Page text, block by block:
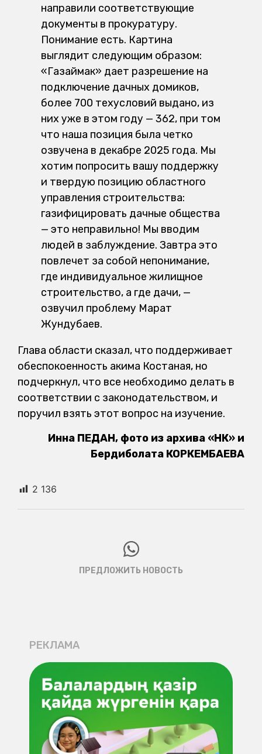
направили соответствующие
документы в прокуратуру.
Понимание есть. Картина
выглядит следующим образом:
«Газаймак» дает разрешение на
подключение дачных домиков,
более 700 техусловий выдано, из
них уже в этом году — 362, при том
что наша позиция была четко
озвучена в декабре 2025 года. Мы
хотим попросить вашу поддержку
и твердую позицию областного
управления строительства:
газифицировать дачные общества
— это неправильно! Мы вводим
людей в заблуждение. Завтра это
повлечет за собой непонимание,
где индивидуальное жилищное
строительство, а где дачи, —
озвучил проблему Марат
Жундубаев.
Глава области сказал, что поддерживает
обеспокоенность акима Костаная, но
подчеркнул, что все необходимо делать в
соответствии с законодательством, и
поручил взять этот вопрос на изучение.
Инна ПЕДАН, фото из архива «НК» и
Бердиболата КОРКЕМБАЕВА
2 136
ПРЕДЛОЖИТЬ НОВОСТЬ
РЕКЛАМА